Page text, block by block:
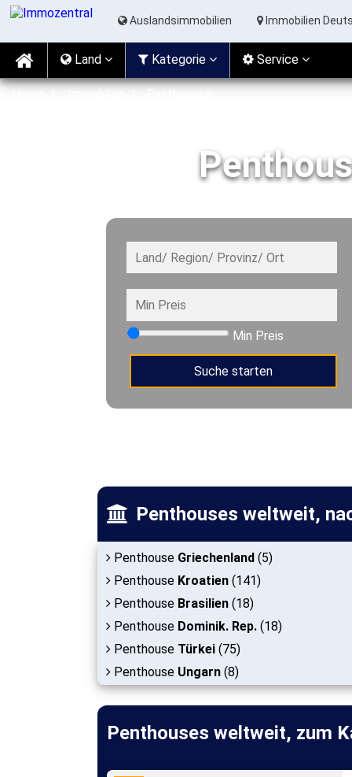
Min Preis
Auslandsimmobilien Immobilien
Land Kategorie Service
Penthouses weltweit,
Penthouse Griechenland (5)
Penthouse Kroatien (141)
Penthouse Brasilien (18)
Penthouse Dominik. Rep. (18)
Penthouse Türkei (75)
Penthouse Ungarn (8)
Penthouses weltweit, zum